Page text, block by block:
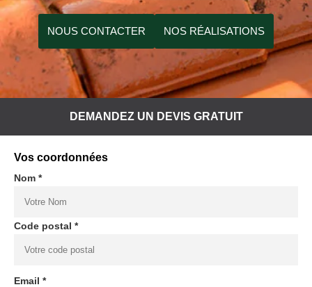
NOUS CONTACTER NOS RÉALISATIONS
DEMANDEZ UN DEVIS GRATUIT
Vos coordonnées
Nom *
Code postal *
Email *